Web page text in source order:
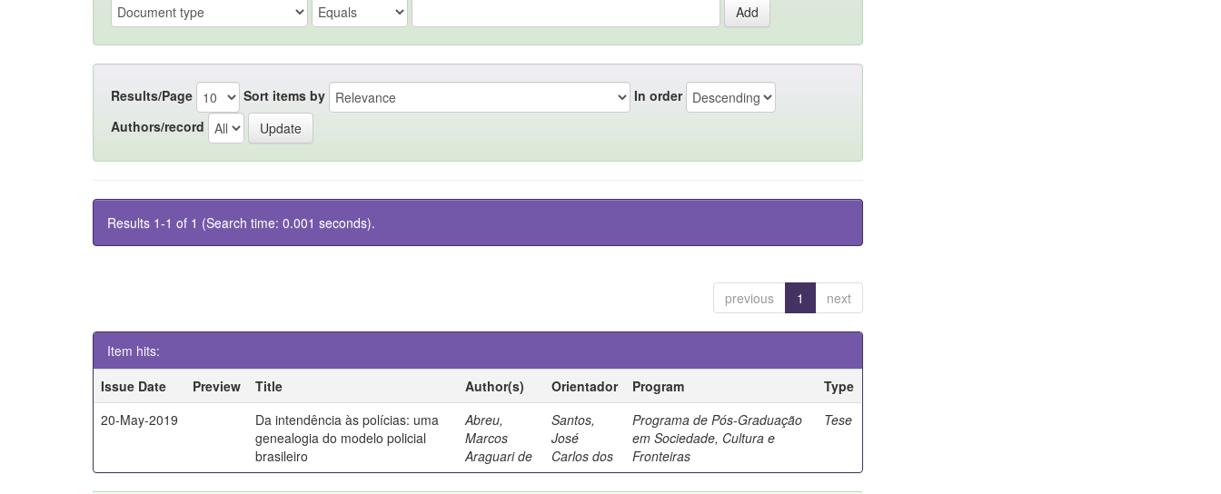
Results/Page Sort items by
In order
Authors/record
Results 1-1 of 1 (Search time: 0.001 seconds).
previous 1 next
Item hits:
Issue Date
Preview Title Author(s) Orientador Program
Type
20-May-2019
Da intendência às polícias: uma
genealogia do modelo policial
brasileiro
Abreu,
Marcos
Araguari de
Santos,
José
Carlos dos
Programa de Pós-Graduação
em Sociedade, Cultura e
Fronteiras
Tese